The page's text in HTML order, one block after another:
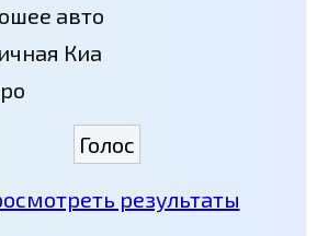
авто
Киа
результаты